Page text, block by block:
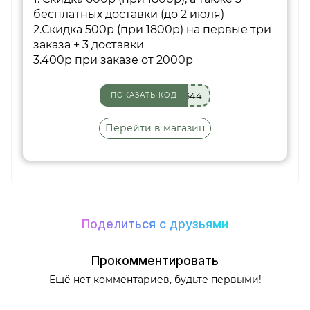
бесплатных доставки (до 2 июля)
2.Скидка 500р (при 1800р) на первые три
заказа + 3 доставки
3.400р при заказе от 2000р
344
ПОКАЗАТЬ КОД
Перейти в магазин
Поделиться с друзьями
Прокомментировать
Ещё нет комментариев, будьте первыми!